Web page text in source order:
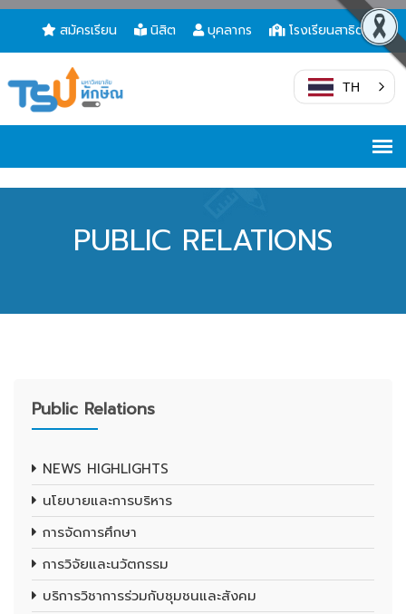
สมัครเรียน นิสิต บุคลากร โรงเรียนสาธิต
TH
PUBLIC RELATIONS
Public Relations
NEWS HIGHLIGHTS
นโยบายและการบริหาร
การจัดการศึกษา
การวิจัยและนวัตกรรม
บริการวิชาการร่วมกับชุมชนและสังคม